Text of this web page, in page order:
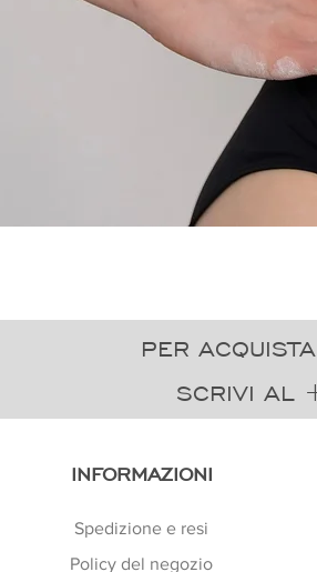
PER
SCRIVI
INFORMAZIONI
Spedizione e resi
Policy del negozio